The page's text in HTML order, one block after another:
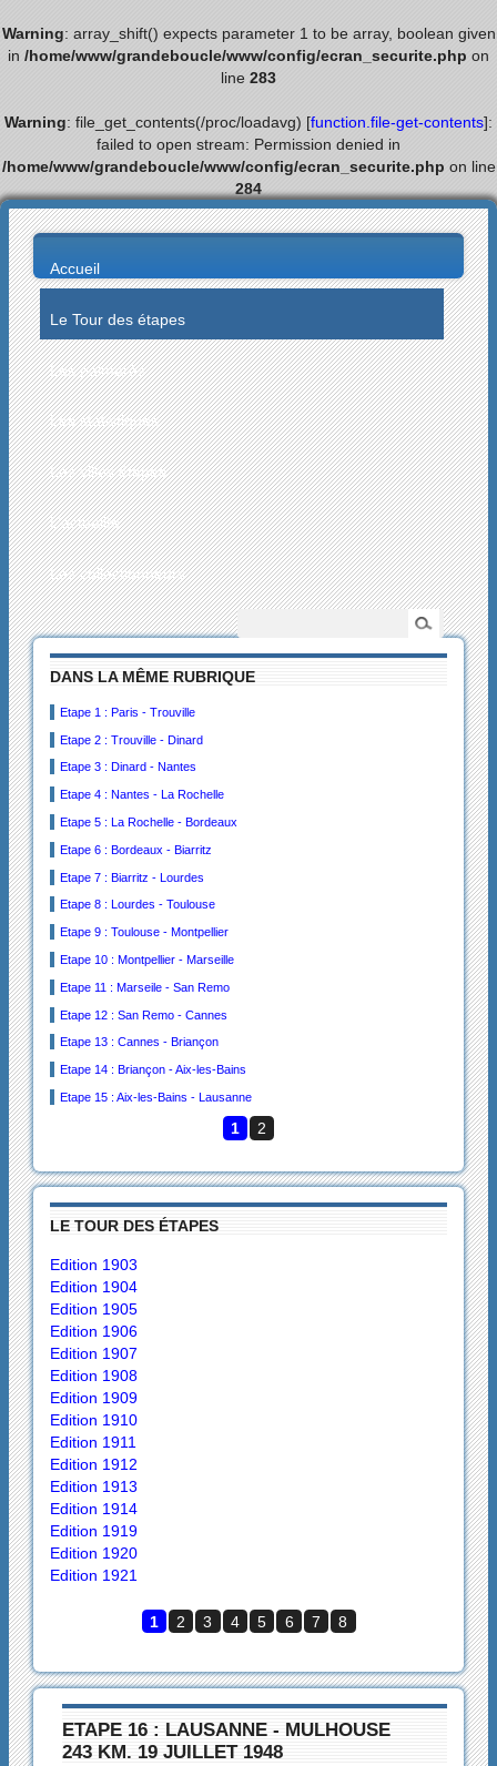
Warning: array_shift() expects parameter 1 to be array, boolean given
in /home/www/grandeboucle/www/config/ecran_securite.php on
line 283
Warning: file_get_contents(/proc/loadavg) [function.file-get-contents]:
failed to open stream: Permission denied in
/home/www/grandeboucle/www/config/ecran_securite.php on line
284
Accueil
Le Tour des étapes
Les palmarès
Les statistiques
Les villes étapes
L’actualité
Les collectionneurs
DANS LA MÊME RUBRIQUE
Etape 1 : Paris - Trouville
Etape 2 : Trouville - Dinard
Etape 3 : Dinard - Nantes
Etape 4 : Nantes - La Rochelle
Etape 5 : La Rochelle - Bordeaux
Etape 6 : Bordeaux - Biarritz
Etape 7 : Biarritz - Lourdes
Etape 8 : Lourdes - Toulouse
Etape 9 : Toulouse - Montpellier
Etape 10 : Montpellier - Marseille
Etape 11 : Marseile - San Remo
Etape 12 : San Remo - Cannes
Etape 13 : Cannes - Briançon
Etape 14 : Briançon - Aix-les-Bains
Etape 15 : Aix-les-Bains - Lausanne
1 2
LE TOUR DES ÉTAPES
Edition 1903
Edition 1904
Edition 1905
Edition 1906
Edition 1907
Edition 1908
Edition 1909
Edition 1910
Edition 1911
Edition 1912
Edition 1913
Edition 1914
Edition 1919
Edition 1920
Edition 1921
1 2 3 4 5 6 7 8
ETAPE 16 : LAUSANNE - MULHOUSE
243 KM. 19 JUILLET 1948